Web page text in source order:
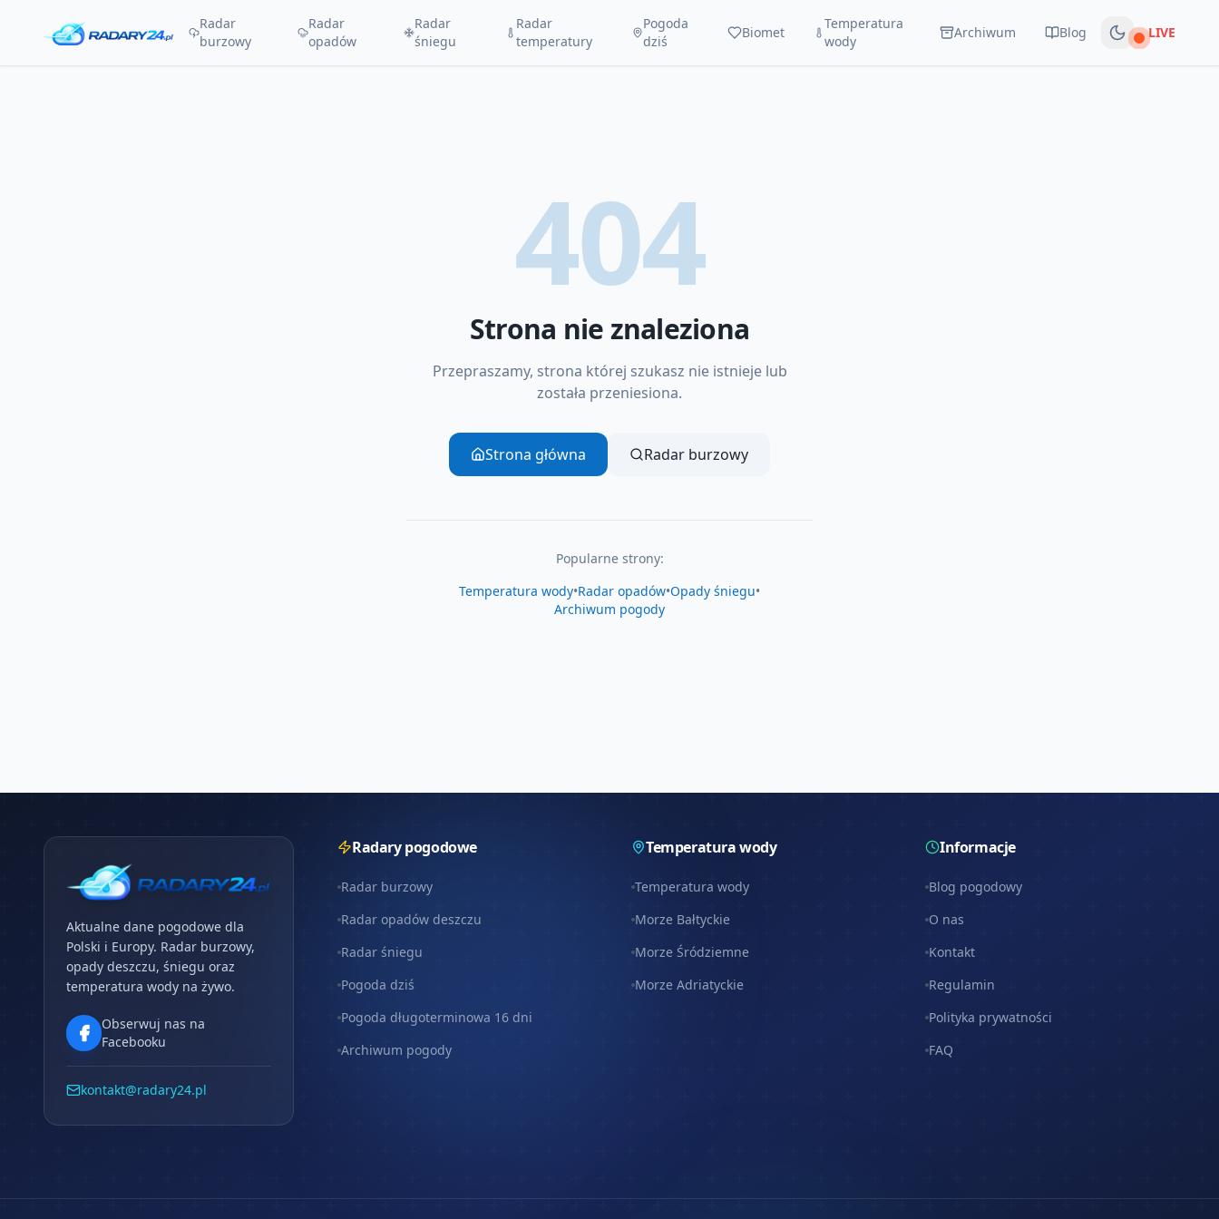
Radar
burzowy
Radar
opadów
Radar
śniegu
Radar
temperatury
Pogoda
dziś
Biomet
Temperatura
wody
Archiwum Blog Na żywo
LIVE
404
Strona nie znaleziona
Przepraszamy, strona której szukasz nie istnieje lub
została przeniesiona.
Strona główna Radar burzowy
Popularne strony:
Temperatura wody•Radar opadów•Opady śniegu•
Archiwum pogody
Aktualne dane pogodowe dla
Polski i Europy. Radar burzowy,
opady deszczu, śniegu oraz
temperatura wody na żywo.
Obserwuj nas na
Facebooku
kontakt@radary24.pl
Radary pogodowe
Radar burzowy
Radar opadów deszczu
Radar śniegu
Pogoda dziś
Pogoda długoterminowa 16 dni
Archiwum pogody
Temperatura wody
Temperatura wody
Morze Bałtyckie
Morze Śródziemne
Morze Adriatyckie
Informacje
Blog pogodowy
O nas
Kontakt
Regulamin
Polityka prywatności
FAQ